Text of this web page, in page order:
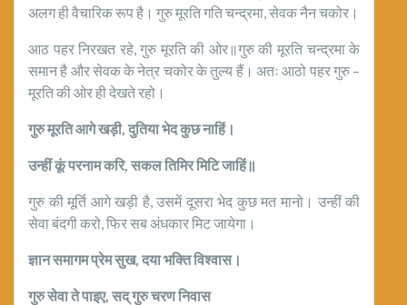
अलग ही वैचारिक रूप है। गुरु मूरति गति चन्द्रमा, सेवक नैन चकोर।
आठ पहर निरखत रहे, गुरु मूरति की ओर॥गुरु की मूरति चन्द्रमा के
समान है और सेवक के नेत्र चकोर के तुल्य हैं। अतः आठो पहर गुरु –
मूरति की ओर ही देखते रहो।
गुरु मूरति आगे खड़ी, दुतिया भेद कुछ नाहिं।
उन्हीं कूं परनाम करि, सकल तिमिर मिटि जाहिं॥
गुरु की मूर्ति आगे खड़ी है, उसमें दूसरा भेद कुछ मत मानो। उन्हीं की
सेवा बंदगी करो, फिर सब अंधकार मिट जायेगा।
ज्ञान समागम प्रेम सुख, दया भक्ति विश्वास।
गुरु सेवा ते पाइए, सद् गुरु चरण निवास